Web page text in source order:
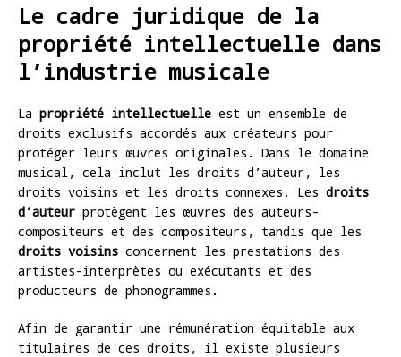
Le cadre juridique de la
propriété intellectuelle dans
l’industrie musicale
La propriété intellectuelle est un ensemble de
droits exclusifs accordés aux créateurs pour
protéger leurs œuvres originales. Dans le domaine
musical, cela inclut les droits d’auteur, les
droits voisins et les droits connexes. Les droits
d’auteur protègent les œuvres des auteurs-
compositeurs et des compositeurs, tandis que les
droits voisins concernent les prestations des
artistes-interprètes ou exécutants et des
producteurs de phonogrammes.
Afin de garantir une rémunération équitable aux
titulaires de ces droits, il existe plusieurs